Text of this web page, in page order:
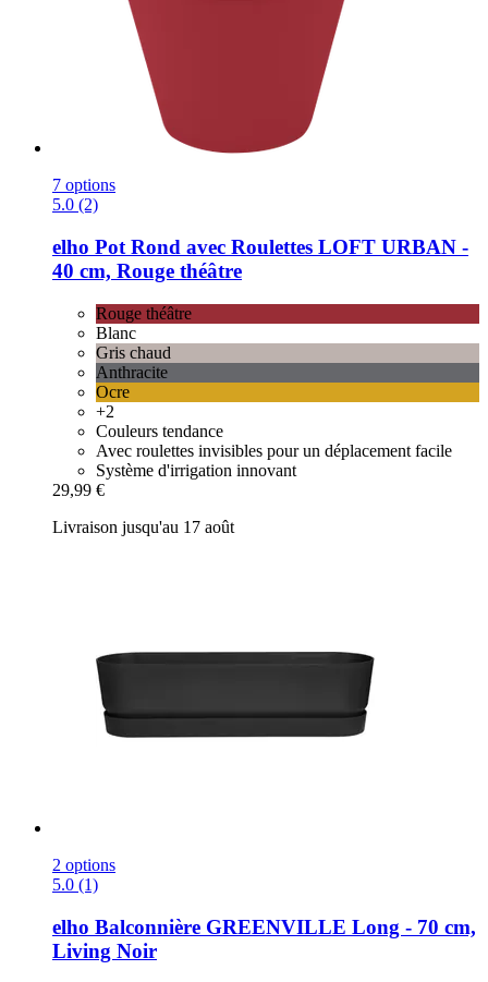
7 options
5.0 (2)
elho Pot Rond avec Roulettes LOFT URBAN -​
40 cm, Rouge théâtre
Rouge théâtre
Blanc
Gris chaud
Anthracite
Ocre
+2
Couleurs tendance
Avec roulettes invisibles pour un déplacement facile
Système d'irrigation innovant
29,99 €
Livraison jusqu'au 17 août
2 options
5.0 (1)
elho Balconnière GREENVILLE Long -​ 70 cm,
Living Noir